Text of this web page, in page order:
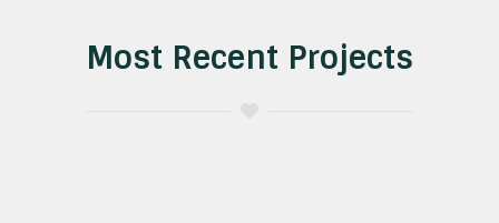
Most Recent Projects